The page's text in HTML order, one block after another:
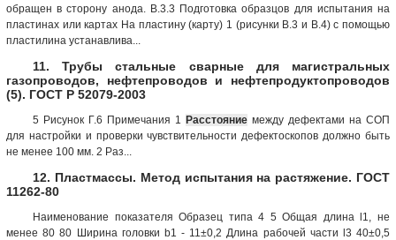
обращен в сторону анода. В.3.3 Подготовка образцов для испытания на
пластинах или картах На пластину (карту) 1 (рисунки В.3 и В.4) с помощью
пластилина устанавлива...
11. Трубы стальные сварные для магистральных
газопроводов, нефтепроводов и нефтепродуктопроводов
(5). ГОСТ Р 52079-2003
5 Рисунок Г.6 Примечания 1 Расстояние между дефектами на СОП
для настройки и проверки чувствительности дефектоскопов должно быть
не менее 100 мм. 2 Раз...
12. Пластмассы. Метод испытания на растяжение. ГОСТ
11262-80
Наименование показателя Образец типа 4 5 Общая длина l1, не
менее 80 80 Ширина головки b1 - 11±0,2 Длина рабочей части l3 40±0,5